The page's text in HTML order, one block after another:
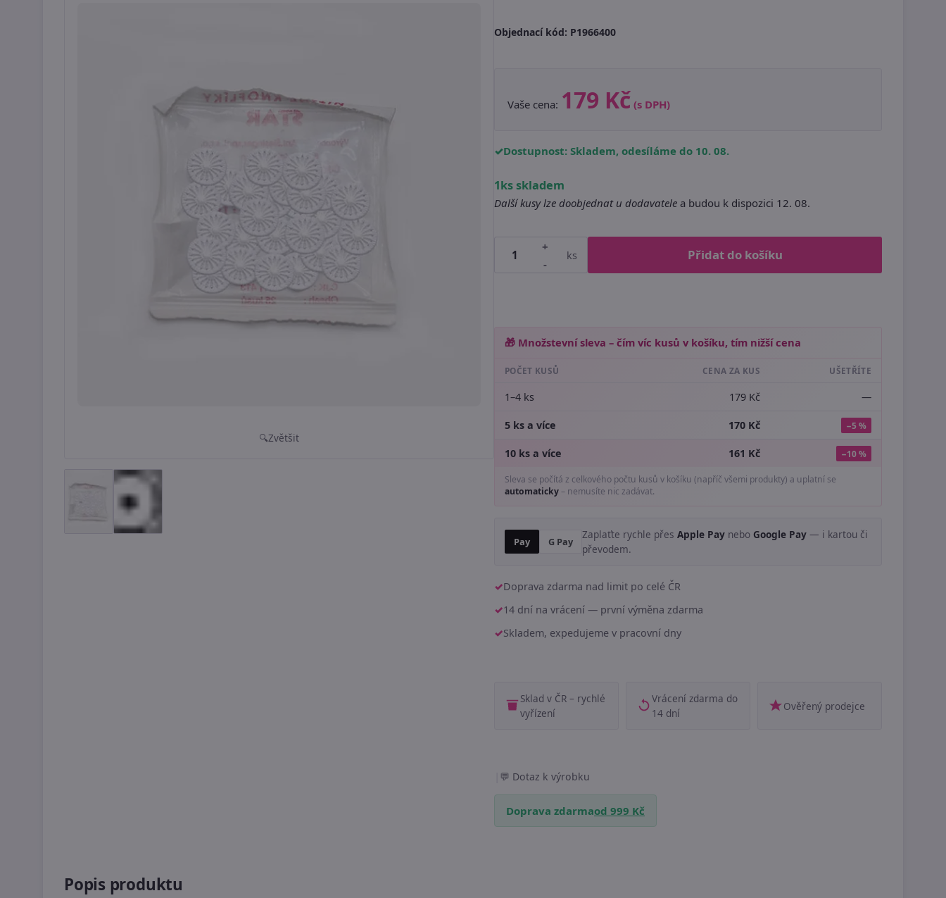
Zvětšit
Objednací kód: P1966400
Vaše cena: 179 Kč (s DPH)
Dostupnost: Skladem, odesíláme do 10. 08.
1ks skladem
Další kusy lze doobjednat u dodavatele a budou k dispozici 12. 08.
+
-
ks Přidat do košíku
🎁 Množstevní sleva – čím víc kusů v košíku, tím nižší cena
POČET KUSŮ CENA ZA KUS UŠETŘÍTE
1–4 ks 179 Kč —
5 ks a více 170 Kč −5 %
10 ks a více 161 Kč −10 %
Sleva se počítá z celkového počtu kusů v košíku (napříč všemi produkty) a uplatní se
automaticky– nemusíte nic zadávat.
Pay G Pay
Zaplaťte rychle přes Apple Pay nebo Google Pay — i kartou či
převodem.
Doprava zdarma nad limit po celé ČR
14 dní na vrácení — první výměna zdarma
Skladem, expedujeme v pracovní dny
Sklad v ČR – rychlé
vyřízení
Vrácení zdarma do
14 dní
Ověřený prodejce
Dotaz k výrobku
Doprava zdarmaod 999 Kč
Popis produktu